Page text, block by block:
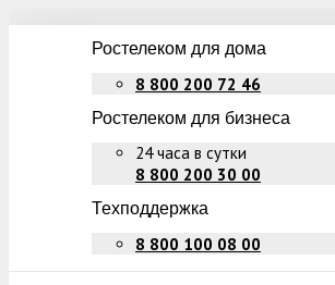
Ростелеком для дома
8 800 200 72 46
Ростелеком для бизнеса
24 часа в сутки
8 800 200 30 00
Техподдержка
8 800 100 08 00